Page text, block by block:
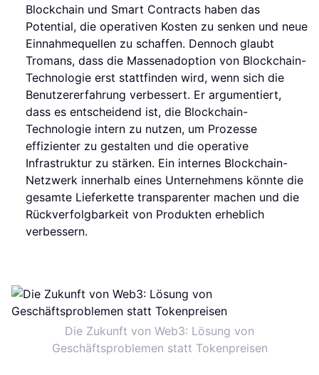
Blockchain und Smart Contracts haben das
Potential, die operativen Kosten zu senken und neue
Einnahmequellen zu schaffen. Dennoch glaubt
Tromans, dass die Massenadoption von Blockchain-
Technologie erst stattfinden wird, wenn sich die
Benutzererfahrung verbessert. Er argumentiert,
dass es entscheidend ist, die Blockchain-
Technologie intern zu nutzen, um Prozesse
effizienter zu gestalten und die operative
Infrastruktur zu stärken. Ein internes Blockchain-
Netzwerk innerhalb eines Unternehmens könnte die
gesamte Lieferkette transparenter machen und die
Rückverfolgbarkeit von Produkten erheblich
verbessern.
Die Zukunft von Web3: Lösung von
Geschäftsproblemen statt Tokenpreisen